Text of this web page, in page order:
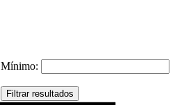
Mínimo:
Filtrar resultados